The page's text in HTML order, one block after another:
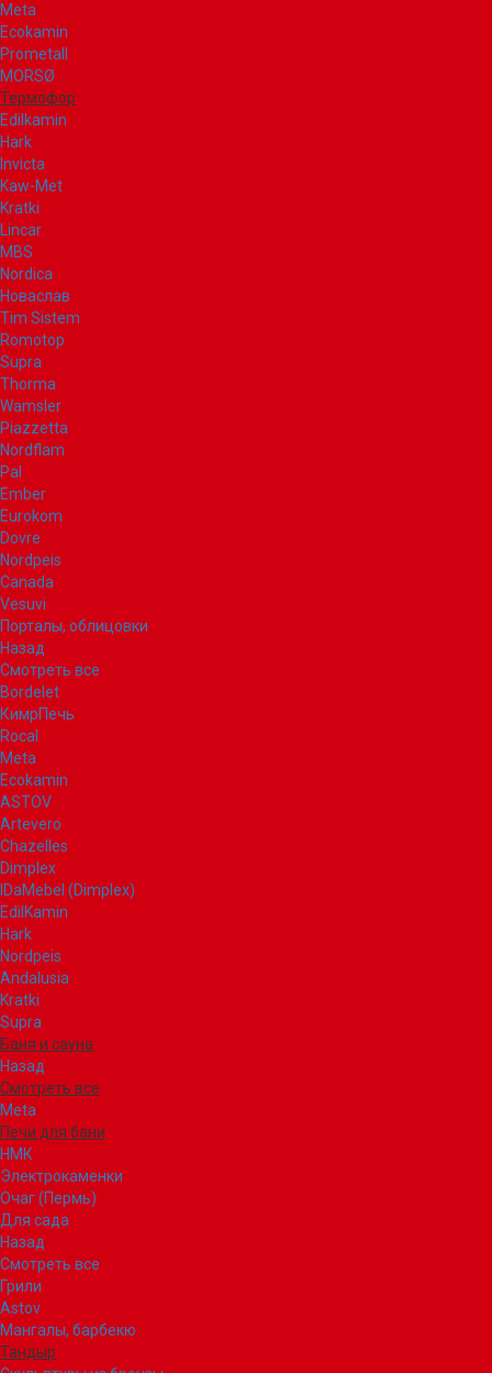
Meta
Ecokamin
Prometall
MORSØ
Термофор
Edilkamin
Hark
Invicta
Kaw-Met
Kratki
Lincar
MBS
Nordica
Новаслав
Tim Sistem
Romotop
Supra
Thorma
Wamsler
Piazzetta
Nordflam
Pal
Ember
Eurokom
Dovre
Nordpeis
Canada
Vesuvi
Порталы, облицовки
Назад
Смотреть все
Bordelet
КимрПечь
Rocal
Meta
Ecokamin
ASTOV
Artevero
Chazelles
Dimplex
IDaMebel (Dimplex)
EdilKamin
Hark
Nordpeis
Andalusia
Kratki
Supra
Баня и сауна
Назад
Смотреть все
Meta
Печи для бани
НМК
Электрокаменки
Очаг (Пермь)
Для сада
Назад
Смотреть все
Грили
Astov
Мангалы, барбекю
Тандыр